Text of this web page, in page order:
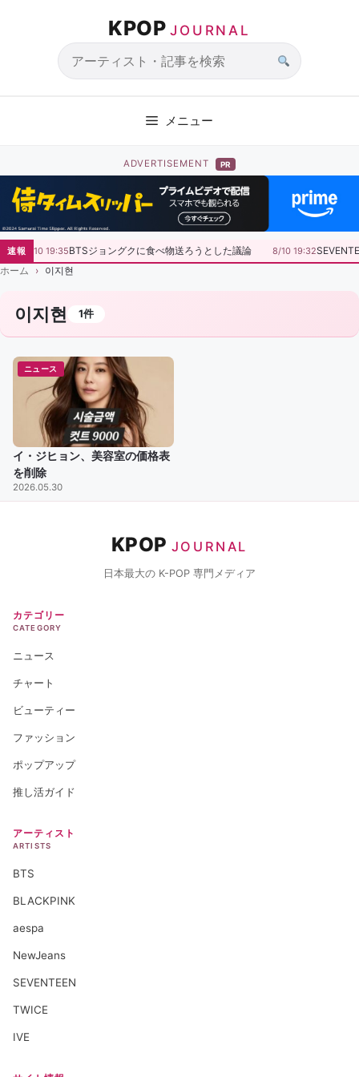
KPOP JOURNAL
サ
メニュー
ADVERTISEMENT PR
速報8/10 19:35BTSジョングクに食べ物送ろうとした議論 8/10 19:32
ホーム
이지현
이지현 1件
ニュース
イ・ジヒョン、美容室の価格表
を削除
2026.05.30
KPOP JOURNAL
日本最大の K-POP 専門メディア
カテゴリー
CATEGORY
ニュース
チャート
ビューティー
ファッション
ポップアップ
推し活ガイド
アーティスト
ARTISTS
BTS
BLACKPINK
aespa
NewJeans
SEVENTEEN
TWICE
IVE